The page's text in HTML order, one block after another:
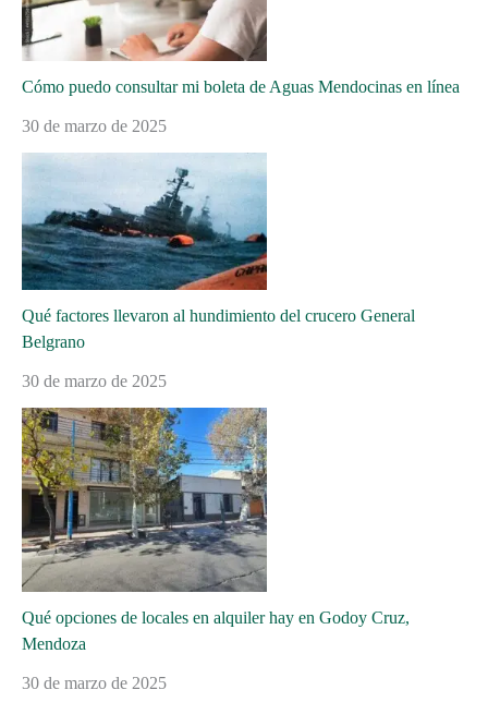
Cómo puedo consultar mi boleta de Aguas Mendocinas en línea
30 de marzo de 2025
Qué factores llevaron al hundimiento del crucero General
Belgrano
30 de marzo de 2025
Qué opciones de locales en alquiler hay en Godoy Cruz,
Mendoza
30 de marzo de 2025